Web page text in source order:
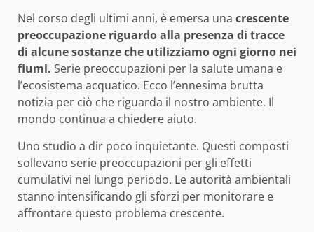
Nel corso degli ultimi anni, è emersa una crescente
preoccupazione riguardo alla presenza di tracce
di alcune sostanze che utilizziamo ogni giorno nei
fiumi. Serie preoccupazioni per la salute umana e
l’ecosistema acquatico. Ecco l’ennesima brutta
notizia per ciò che riguarda il nostro ambiente. Il
mondo continua a chiedere aiuto.
Uno studio a dir poco inquietante. Questi composti
sollevano serie preoccupazioni per gli effetti
cumulativi nel lungo periodo. Le autorità ambientali
stanno intensificando gli sforzi per monitorare e
affrontare questo problema crescente.